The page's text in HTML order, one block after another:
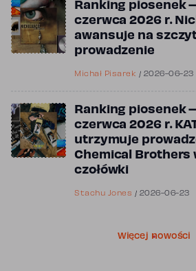
Ranking piosenek
czerwca 2026 r.
awansuje na
prowadzenie
Michał Pisarek / 2026-06-23
Ranking piosenek
czerwca 2026 r.
utrzymuje
Chemical Brothers
czołówki
Stachu Jones / 2026-06-23
Więcej nowości